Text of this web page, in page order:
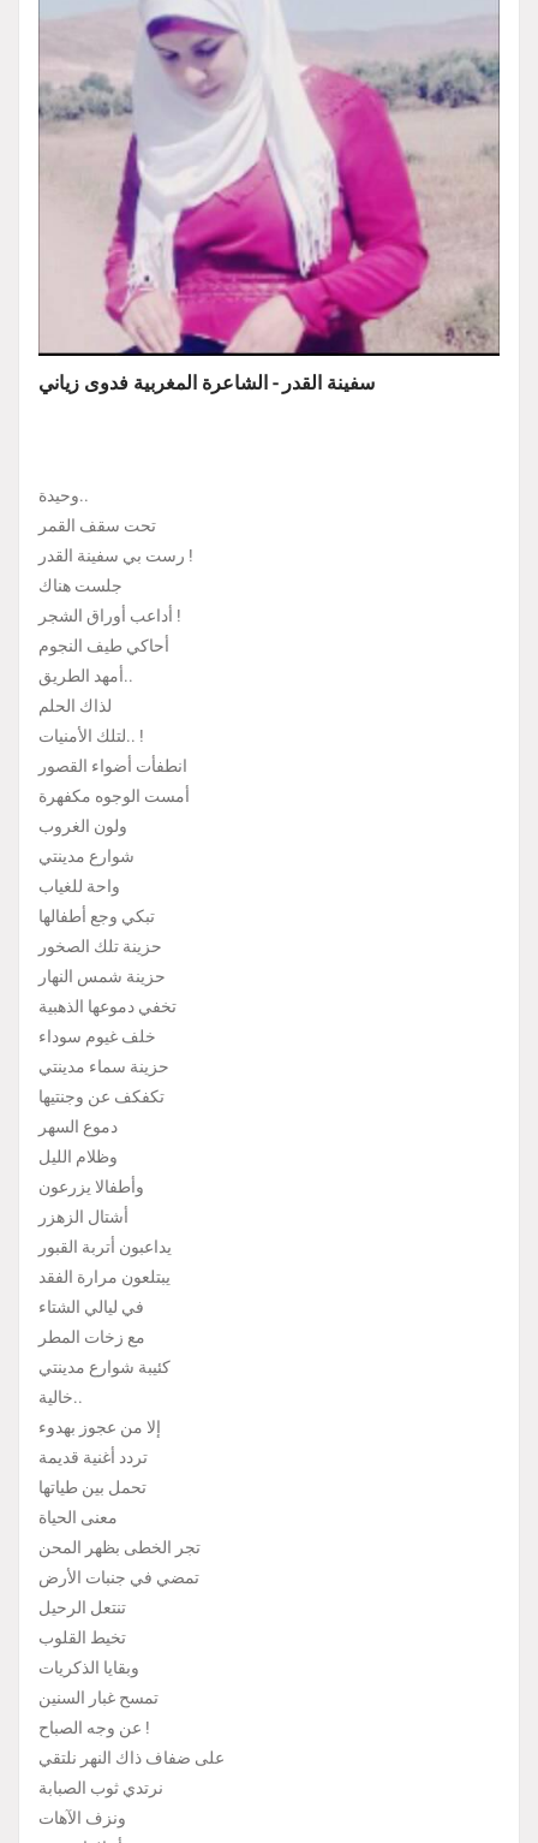
سفينة القدر - الشاعرة المغربية فدوى زياني
وحيدة..
تحت سقف القمر
رست بي سفينة القدر !
جلست هناك
أداعب أوراق الشجر !
أحاكي طيف النجوم
أمهد الطريق..
لذاك الحلم
لتلك الأمنيات.. !
انطفأت أضواء القصور
أمست الوجوه مكفهرة
ولون الغروب
شوارع مدينتي
واحة للغياب
تبكي وجع أطفالها
حزينة تلك الصخور
حزينة شمس النهار
تخفي دموعها الذهبية
خلف غيوم سوداء
حزينة سماء مدينتي
تكفكف عن وجنتيها
دموع السهر
وظلام الليل
وأطفالا يزرعون
أشتال الزهزر
يداعبون أتربة القبور
يبتلعون مرارة الفقد
في ليالي الشتاء
مع زخات المطر
كئيبة شوارع مدينتي
خالية..
إلا من عجوز بهدوء
تردد أغنية قديمة
تحمل بين طياتها
معنى الحياة
تجر الخطى بظهر المحن
تمضي في جنبات الأرض
تنتعل الرحيل
تخيط القلوب
وبقايا الذكريات
تمسح غبار السنين
عن وجه الصباح !
على ضفاف ذاك النهر نلتقي
نرتدي ثوب الصبابة
ونزف الآهات